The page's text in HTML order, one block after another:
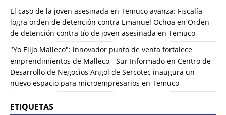
El caso de la joven asesinada en Temuco avanza: Fiscalía
logra orden de detención contra Emanuel Ochoa en Orden
de detención contra tío de joven asesinada en Temuco
"Yo Elijo Malleco": innovador punto de venta fortalece
emprendimientos de Malleco - Sur Informado en Centro de
Desarrollo de Negocios Angol de Sercotec inaugura un
nuevo espacio para microempresarios en Temuco
ETIQUETAS